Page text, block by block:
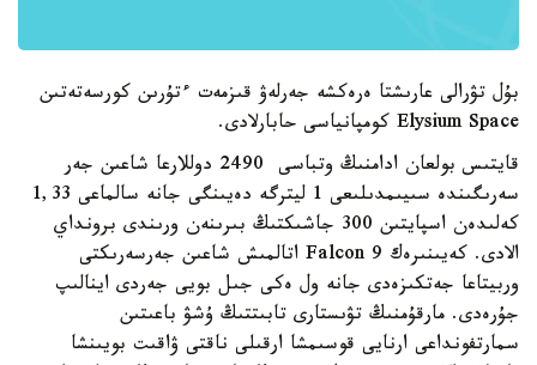
بۇل تۋرالى عارىشتا ەرەكشە جەرلەۋ قىزمەت ءتۇرىن كورسەتەتىن
Elysium Space كومپانياسى حابارلادى.
قايتىس بولعان ادامنىڭ وتباسى 2490 دوللارعا شاعىن جەر
سەرىگىندە سىيىمدىلىعى 1 ليترگە دەيىنگى جانە سالماعى 1,33
كەلىدەن اسپايتىن 300 جاشىكتىڭ بىرىنەن ورىندى برونداي
الادى. كەيىنىرەك Falcon 9 اتالمىش شاعىن جەرسەرىكتى
وربيتاعا جەتكىزەدى جانە ول ەكى جىل بويى جەردى اينالىپ
جۇرەدى. مارقۇمنىڭ تۋىستارى تابىتتىڭ ۇشۋ باعىتىن
سمارتفونداعى ارنايى قوسىمشا ارقىلى ناقتى ۋاقىت بويىنشا